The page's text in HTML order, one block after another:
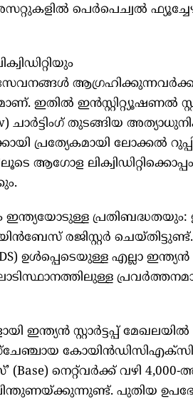
പെർപെച്വൽ
ഇതിൽ
ചാർട്ടിംഗ് തുടങ്ങിയ
പ്രത്യേകമായി ലോക്കൽ
ആഗോള
പ്രതിബദ്ധതയും:
രജിസ്റ്റർ
ഉൾപ്പെടെയുള്ള എല്ലാ
ഇന്ത്യൻ സ്റ്റാർട്ടപ്പ്
കോയിൻഡിസിഎക്സിൽ
നെറ്റ്‌വർക്ക് വഴി
പുതിയ